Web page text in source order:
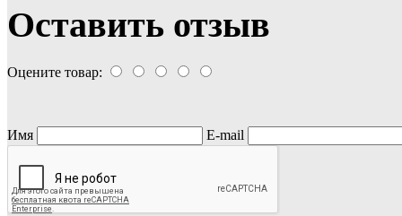
Оставить отзыв
Оцените товар:
Имя E-mail